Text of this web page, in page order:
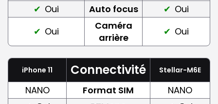
Oui Auto focus
Oui
Oui
Caméra
arrière
Oui
iPhone 11 Connectivité Stellar-M6E
NANO Format SIM
NANO